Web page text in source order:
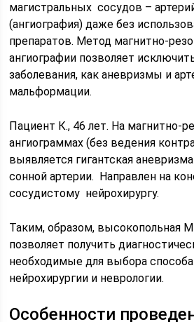
магистральных сосудов –
(ангиография) даже без
препаратов. Метод магнитно-
ангиографии позволяет
заболевания, как аневризмы и
мальформации.
Пациент К., 46 лет. На магнитно-
ангиограммах (без ведения
выявляется гигантская
сонной артерии. Направлен на
сосудистому нейрохирургу.
Таким, образом, высокопольная
позволяет получить
необходимые для выбора
нейрохирургии и неврологии.
Особенности